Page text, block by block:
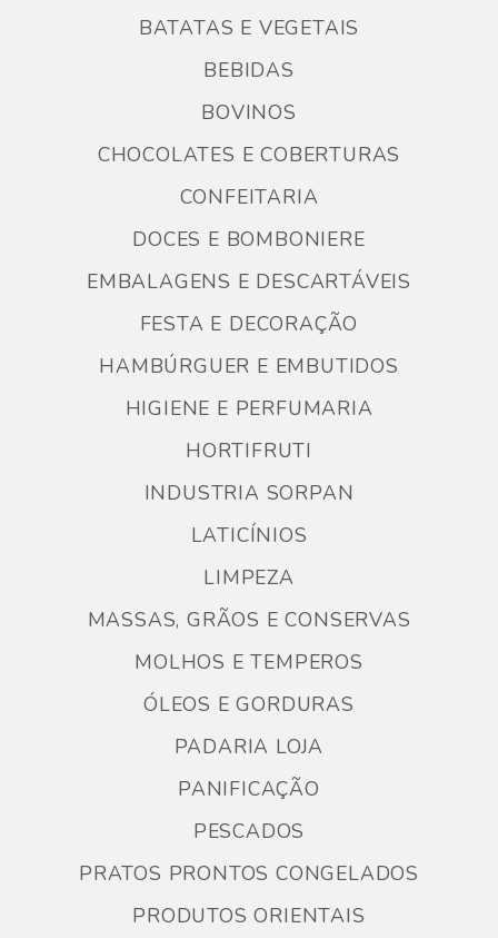
BATATAS E VEGETAIS
BEBIDAS
BOVINOS
CHOCOLATES E COBERTURAS
CONFEITARIA
DOCES E BOMBONIERE
EMBALAGENS E DESCARTÁVEIS
FESTA E DECORAÇÃO
HAMBÚRGUER E EMBUTIDOS
HIGIENE E PERFUMARIA
HORTIFRUTI
INDUSTRIA SORPAN
LATICÍNIOS
LIMPEZA
MASSAS, GRÃOS E CONSERVAS
MOLHOS E TEMPEROS
ÓLEOS E GORDURAS
PADARIA LOJA
PANIFICAÇÃO
PESCADOS
PRATOS PRONTOS CONGELADOS
PRODUTOS ORIENTAIS